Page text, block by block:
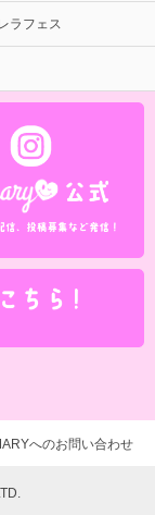
ラフェス
へのお問い合わせ